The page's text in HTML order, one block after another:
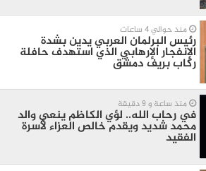
منذ حوالي 4 ساعات
رئيس البرلمان العربي يدين بشدة
الإنفجار الإرهابي الذي استهدف حافلة
ركاب بريف دمشق
منذ ساعة و 9 دقيقة
في رحاب الله.. لؤي الكاظم ينعي والد
محمد شديد ويقدم خالص العزاء لأسرة
الفقيد